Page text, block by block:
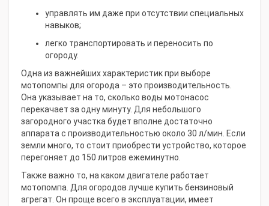
управлять им даже при отсутствии специальных
навыков;
легко транспортировать и переносить по
огороду.
Одна из важнейших характеристик при выборе
мотопомпы для огорода – это производительность.
Она указывает на то, сколько воды мотонасос
перекачает за одну минуту. Для небольшого
загородного участка будет вполне достаточно
аппарата с производительностью около 30 л/мин. Если
земли много, то стоит приобрести устройство, которое
перегоняет до 150 литров ежеминутно.
Также важно то, на каком двигателе работает
мотопомпа. Для огородов лучше купить бензиновый
агрегат. Он проще всего в эксплуатации, имеет